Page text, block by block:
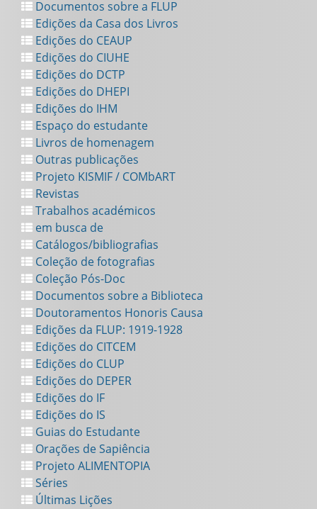
Documentos sobre a FLUP
Edições da Casa dos Livros
Edições do CEAUP
Edições do CIUHE
Edições do DCTP
Edições do DHEPI
Edições do IHM
Espaço do estudante
Livros de homenagem
Outras publicações
Projeto KISMIF / COMbART
Revistas
Trabalhos académicos
em busca de
Catálogos/bibliografias
Coleção de fotografias
Coleção Pós-Doc
Documentos sobre a Biblioteca
Doutoramentos Honoris Causa
Edições da FLUP: 1919-1928
Edições do CITCEM
Edições do CLUP
Edições do DEPER
Edições do IF
Edições do IS
Guias do Estudante
Orações de Sapiência
Projeto ALIMENTOPIA
Séries
Últimas Lições